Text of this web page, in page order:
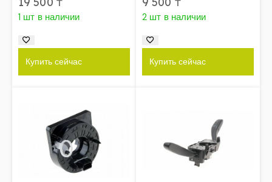
1 шт в наличии
Купить сейчас
2 шт в наличии
Купить сейчас